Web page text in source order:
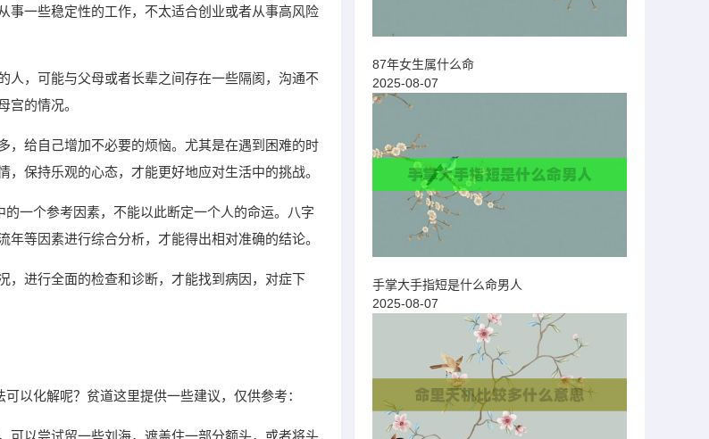
事一些稳定性的工作，不太适合创业或者从事高风险
人，可能与父母或者长辈之间存在一些隔阂，沟通不
宫的情况。
，给自己增加不必要的烦恼。尤其是在遇到困难的时
保持乐观的心态，才能更好地应对生活中的挑战。
的一个参考因素，不能以此断定一个人的命运。八字
等因素进行综合分析，才能得出相对准确的结论。
，进行全面的检查和诊断，才能找到病因，对症下
以化解呢？贫道这里提供一些建议，仅供参考：
可以尝试留一些刘海，遮盖住一部分额头，或者将头
87年女生属什么命
2025-08-07
手掌大手指短是什么命男人
2025-08-07